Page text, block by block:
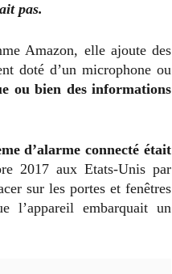
pas.
Amazon, elle ajoute des
doté d’un microphone ou
ou bien des informations
d’alarme connecté était
2017 aux Etats-Unis par
sur les portes et fenêtres
l’appareil embarquait un